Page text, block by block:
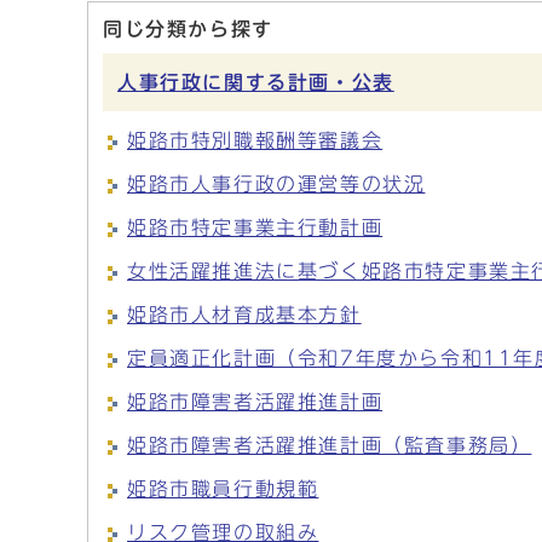
同じ分類から探す
人事行政に関する計画・公表
姫路市特別職報酬等審議会
姫路市人事行政の運営等の状況
姫路市特定事業主行動計画
女性活躍推進法に基づく姫路市特定事業主
姫路市人材育成基本方針
定員適正化計画（令和7年度から令和11年
姫路市障害者活躍推進計画
姫路市障害者活躍推進計画（監査事務局）
姫路市職員行動規範
リスク管理の取組み